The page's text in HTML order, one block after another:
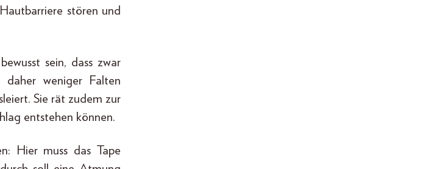
stören und
sein, dass zwar
weniger Falten
Sie rät zudem zur
entstehen können.
Hier muss das Tape